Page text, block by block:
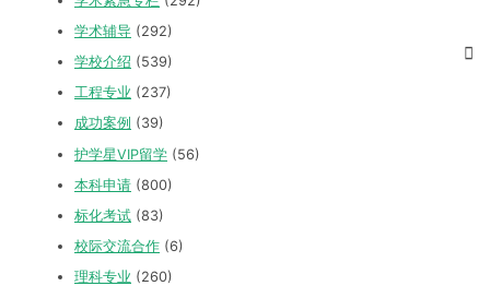
学术辅导 (292)
学校介绍 (539)
工程专业 (237)
成功案例 (39)
护学星VIP留学 (56)
本科申请 (800)
标化考试 (83)
校际交流合作 (6)
理科专业 (260)